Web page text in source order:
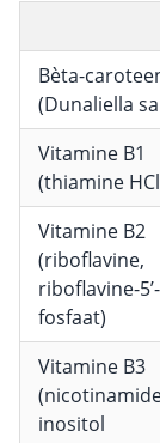
Bèta-
(Dunaliella
Vitamine B1
(thiamine
Vitamine B2
(riboflavine,
riboflavine-5’-
fosfaat)
Vitamine B3
inositol